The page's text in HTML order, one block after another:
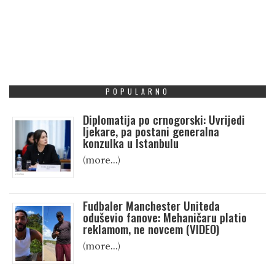
POPULARNO
Diplomatija po crnogorski: Uvrijedi
ljekare, pa postani generalna
konzulka u Istanbulu
(more…)
Fudbaler Manchester Uniteda
oduševio fanove: Mehaničaru platio
reklamom, ne novcem (VIDEO)
(more…)